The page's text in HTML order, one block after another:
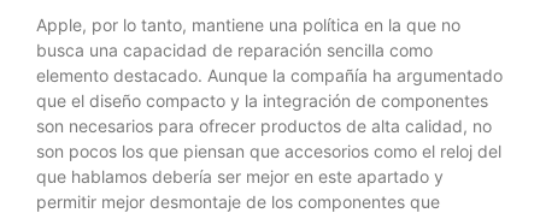
Apple, por lo tanto, mantiene una política en la que no
busca una capacidad de reparación sencilla como
elemento destacado. Aunque la compañía ha argumentado
que el diseño compacto y la integración de componentes
son necesarios para ofrecer productos de alta calidad, no
son pocos los que piensan que accesorios como el reloj del
que hablamos debería ser mejor en este apartado y
permitir mejor desmontaje de los componentes que